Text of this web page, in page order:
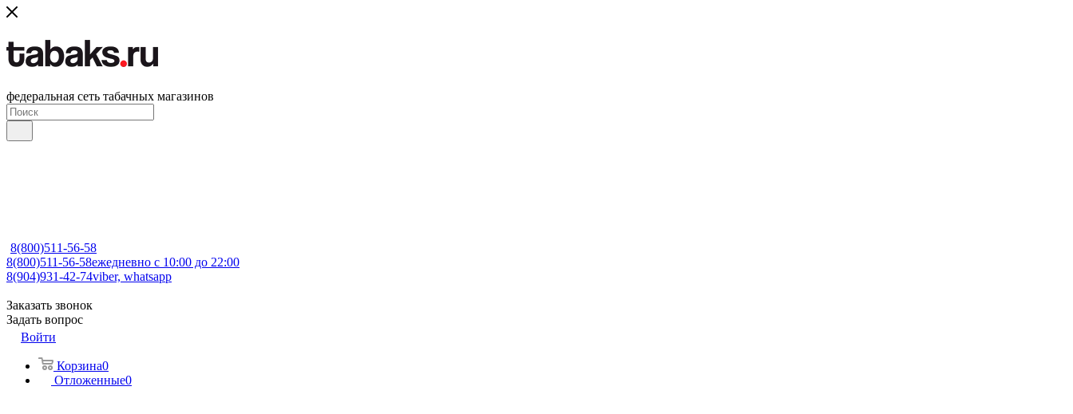
федеральная сеть табачных магазинов
8(800)511-56-58
8(800)511-56-58ежедневно с 10:00 до 22:00
8(904)931-42-74viber, whatsapp
Заказать звонок
Задать вопрос
Войти
Корзина0
Отложенные0